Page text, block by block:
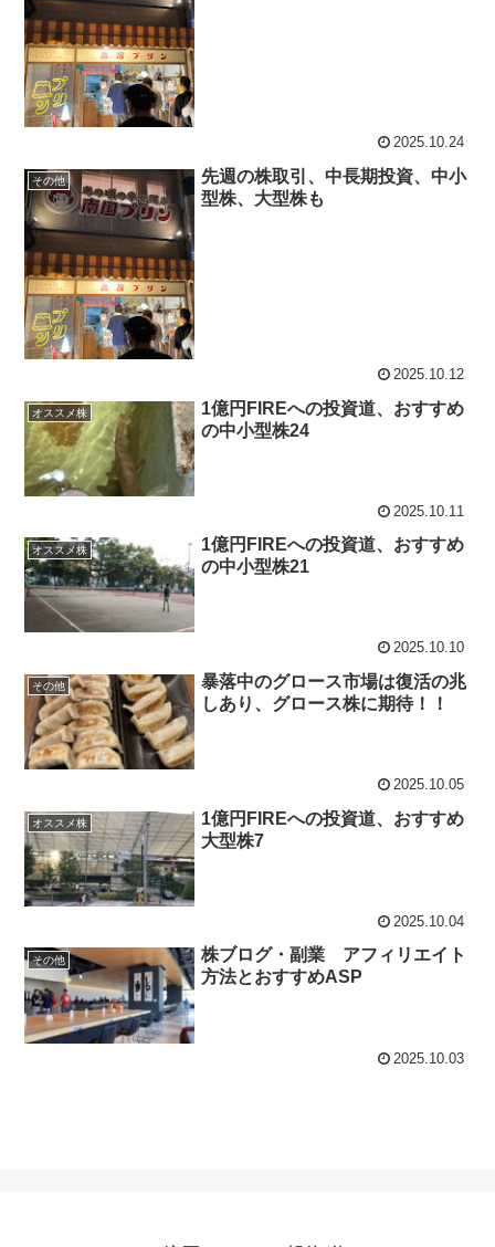
2025.10.24
その他
先週の株取引、中長期投資、中小
型株、大型株も
2025.10.12
オススメ株
1億円FIREへの投資道、おすすめ
の中小型株24
2025.10.11
オススメ株
1億円FIREへの投資道、おすすめ
の中小型株21
2025.10.10
その他
暴落中のグロース市場は復活の兆
しあり、グロース株に期待！！
2025.10.05
オススメ株
1億円FIREへの投資道、おすすめ
大型株7
2025.10.04
その他
株ブログ・副業 アフィリエイト
方法とおすすめASP
2025.10.03